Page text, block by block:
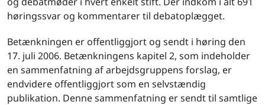
høringssvar og kommentarer til debatoplægget.
Betænkningen er offentliggjort og sendt i høring den
17. juli 2006. Betænkningens kapitel 2, som indeholder
en sammenfatning af arbejdsgruppens forslag, er
endvidere offentliggjort som en selvstændig
publikation. Denne sammenfatning er sendt til samtlige